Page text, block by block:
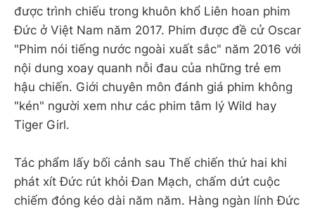
được trình chiếu trong khuôn khổ Liên hoan phim
Đức ở Việt Nam năm 2017. Phim được đề cử Oscar
"Phim nói tiếng nước ngoài xuất sắc" năm 2016 với
nội dung xoay quanh nỗi đau của những trẻ em
hậu chiến. Giới chuyên môn đánh giá phim không
"kén" người xem như các phim tâm lý Wild hay
Tiger Girl.
Tác phẩm lấy bối cảnh sau Thế chiến thứ hai khi
phát xít Đức rút khỏi Đan Mạch, chấm dứt cuộc
chiếm đóng kéo dài năm năm. Hàng ngàn lính Đức